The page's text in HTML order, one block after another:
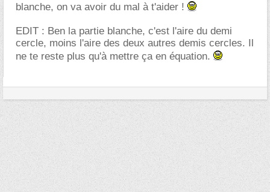
blanche, on va avoir du mal à t'aider !
EDIT : Ben la partie blanche, c'est l'aire du demi
cercle, moins l'aire des deux autres demis cercles. Il
ne te reste plus qu'à mettre ça en équation.